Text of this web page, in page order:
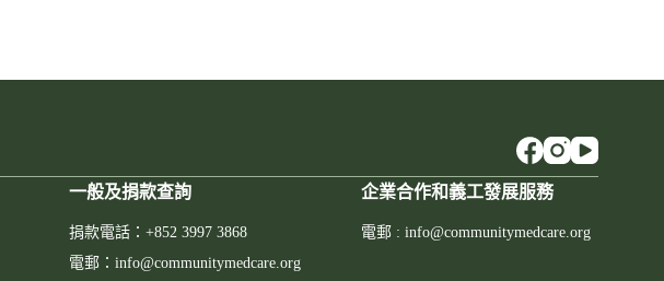
一般及捐款查詢
捐款電話：+852 3997 3868
電郵：info@communitymedcare.org
企業合作和義工發展服務
電郵 : info@communitymedcare.org